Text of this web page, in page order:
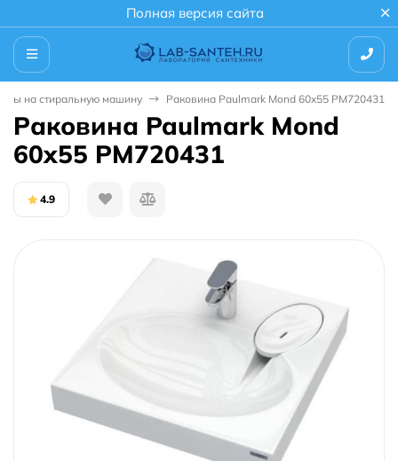
Полная версия сайта
на стиральную машину Раковина Paulmark Mond 60x55 PM720431
Раковина Paulmark Mond
60x55 PM720431
4.9